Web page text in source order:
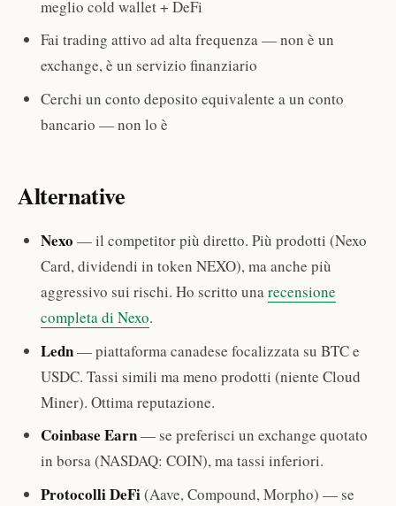
meglio cold wallet + DeFi
Fai trading attivo ad alta frequenza — non è un
exchange, è un servizio finanziario
Cerchi un conto deposito equivalente a un conto
bancario — non lo è
Alternative
Nexo — il competitor più diretto. Più prodotti (Nexo
Card, dividendi in token NEXO), ma anche più
aggressivo sui rischi. Ho scritto unarecensione
completa di Nexo.
Ledn— piattaforma canadese focalizzata su BTC e
USDC. Tassi simili ma meno prodotti (niente Cloud
Miner). Ottima reputazione.
Coinbase Earn— se preferisci un exchange quotato
in borsa (NASDAQ: COIN), ma tassi inferiori.
Protocolli DeFi(Aave, Compound, Morpho) — se